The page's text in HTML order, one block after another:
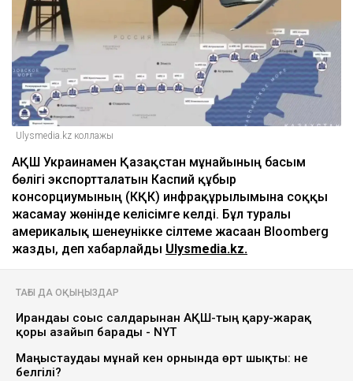
Ulysmedia.kz коллажы
АҚШ Украинамен Қазақстан мұнайының басым
бөлігі экспортталатын Каспий құбыр
консорциумының (КҚК) инфрақұрылымына соққы
жасамау жөнінде келісімге келді. Бұл туралы
америкалық шенеунікке сілтеме жасаған Bloomberg
жазды, деп хабарлайды Ulysmedia.kz.
ТАҒЫ ДА ОҚЫҢЫЗДАР
Ирандағы соғыс салдарынан АҚШ-тың қару-жарақ
қоры азайып барады - NYT
Маңғыстаудағы мұнай кен орнында өрт шықты: не
белгілі?